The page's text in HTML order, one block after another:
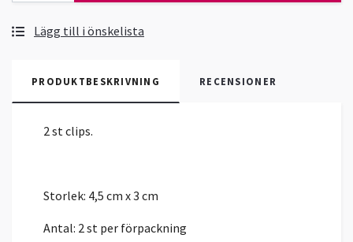
Lägg till i önskelista
PRODUKTBESKRIVNING RECENSIONER
2 st clips.
Storlek: 4,5 cm x 3 cm
Antal: 2 st per förpackning